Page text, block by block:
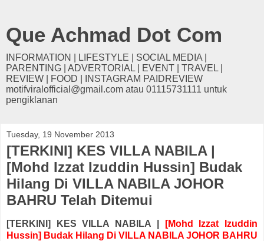
Que Achmad Dot Com
INFORMATION | LIFESTYLE | SOCIAL MEDIA |
PARENTING | ADVERTORIAL | EVENT | TRAVEL |
REVIEW | FOOD | INSTAGRAM PAIDREVIEW
motifviralofficial@gmail.com atau 01115731111 untuk
pengiklanan
Tuesday, 19 November 2013
[TERKINI] KES VILLA NABILA |
[Mohd Izzat Izuddin Hussin] Budak
Hilang Di VILLA NABILA JOHOR
BAHRU Telah Ditemui
[TERKINI] KES VILLA NABILA |
[Mohd Izzat Izuddin
Hussin] Budak Hilang Di VILLA NABILA JOHOR BAHRU